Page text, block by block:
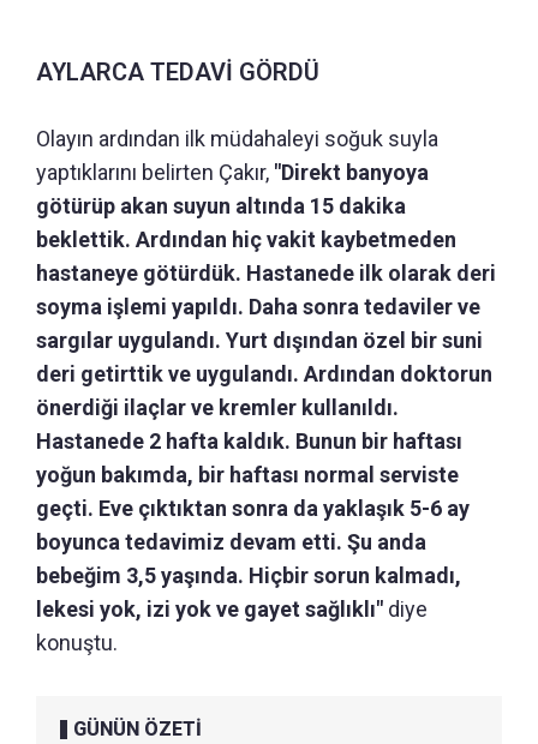
AYLARCA TEDAVİ GÖRDÜ
Olayın ardından ilk müdahaleyi soğuk suyla
yaptıklarını belirten Çakır, "Direkt banyoya
götürüp akan suyun altında 15 dakika
beklettik. Ardından hiç vakit kaybetmeden
hastaneye götürdük. Hastanede ilk olarak deri
soyma işlemi yapıldı. Daha sonra tedaviler ve
sargılar uygulandı. Yurt dışından özel bir suni
deri getirttik ve uygulandı. Ardından doktorun
önerdiği ilaçlar ve kremler kullanıldı.
Hastanede 2 hafta kaldık. Bunun bir haftası
yoğun bakımda, bir haftası normal serviste
geçti. Eve çıktıktan sonra da yaklaşık 5-6 ay
boyunca tedavimiz devam etti. Şu anda
bebeğim 3,5 yaşında. Hiçbir sorun kalmadı,
lekesi yok, izi yok ve gayet sağlıklı" diye
konuştu.
GÜNÜN ÖZETİ